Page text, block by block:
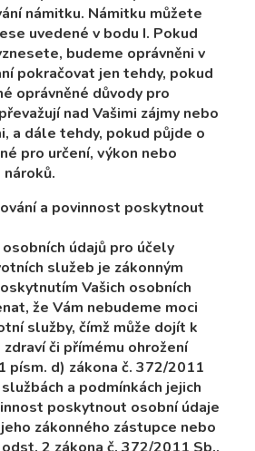
námitku. Námitku můžete
uvedené v bodu I. Pokud
budeme oprávněni v
pokračovat jen tehdy, pokud
oprávněné důvody pro
nad Vašimi zájmy nebo
a dále tehdy, pokud půjde o
pro určení, výkon nebo
a povinnost poskytnout
údajů pro účely
služeb je zákonným
Vašich osobních
že Vám nebudeme moci
služby, čímž může dojít k
či přímému ohrožení
písm. d) zákona č. 372/2011
a podmínkách jejich
poskytnout osobní údaje
zákonného zástupce nebo